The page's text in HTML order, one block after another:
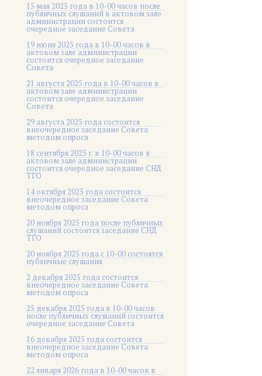
15 мая 2025 года в 10-00 часов после
публичных слушаний в актовом зале
администрации состоится
очередное заседание Совета
19 июня 2025 года в 10-00 часов в
актовом зале администрации
состоится очередное заседание
Совета
21 августа 2025 года в 10-00 часов в
актовом зале администрации
состоится очередное заседание
Совета
29 августа 2025 года состоится
внеочередное заседание Совета
методом опроса
18 сентября 2025 г. в 10-00 часов в
актовом зале администрации
состоится очередное заседание СНД
ТГО
14 октября 2025 года состоится
внеочередное заседание Совета
методом опроса
20 ноября 2025 года после публичных
слушаний состоится заседание СНД
ТГО
20 ноября 2025 года c 10-00 состоятся
публичные слушания
2 декабря 2025 года состоится
внеочередное заседание Совета
методом опроса
25 декабря 2025 года в 10-00 часов
после публичных слушаний состоится
очередное заседание Совета
16 декабря 2025 года состоится
внеочередное заседание Совета
методом опроса
22 января 2026 года в 10-00 часов в